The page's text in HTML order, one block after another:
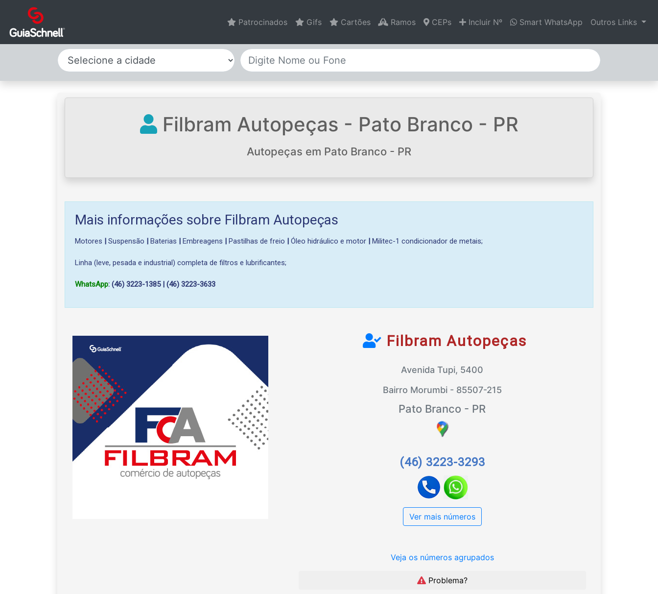
Patrocinados Gifs Cartões Ramos CEPs Incluir Nº Smart WhatsApp Outros Links
Selecione a cidade
Filbram Autopeças - Pato Branco - PR
Autopeças em Pato Branco - PR
Mais informações sobre Filbram Autopeças
Motores | Suspensão | Baterias | Embreagens | Pastilhas de freio | Óleo hidráulico e motor | Militec-1 condicionador de metais;
Linha (leve, pesada e industrial) completa de filtros e lubrificantes;
WhatsApp: (46) 3223-1385 | (46) 3223-3633
Filbram Autopeças
Avenida Tupi, 5400
Bairro Morumbi - 85507-215
Pato Branco - PR
(46) 3223-3293
Ver mais números
Veja os números agrupados
Problema?